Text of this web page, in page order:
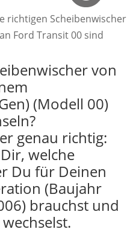
richtigen Scheibenwischer
Ford Transit 00 sind
von
(Modell 00)
genau richtig:
welche
Du für Deinen
(Baujahr
brauchst und